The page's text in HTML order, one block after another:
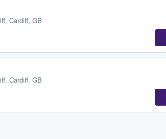
Cardiff, GB
Cardiff, GB